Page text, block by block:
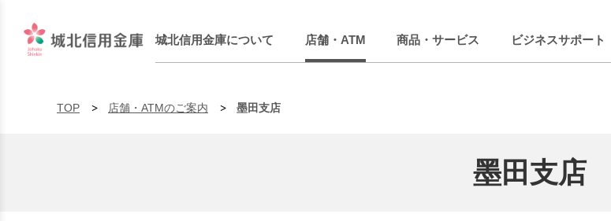
城北信用金庫について 店舗・ATM 商品・サービス ビジネスサポート
TOP 店舗・ATMのご案内 墨田支店
墨田支店